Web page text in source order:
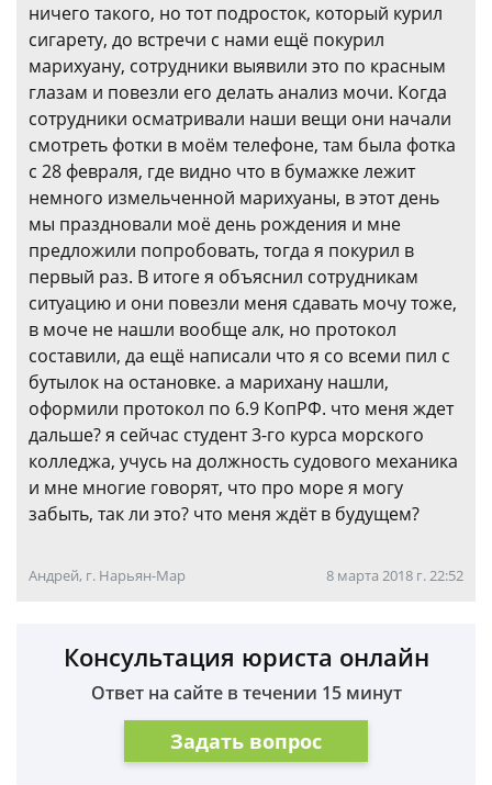
ничего такого, но тот подросток, который курил
сигарету, до встречи с нами ещё покурил
марихуану, сотрудники выявили это по красным
глазам и повезли его делать анализ мочи. Когда
сотрудники осматривали наши вещи они начали
смотреть фотки в моём телефоне, там была фотка
с 28 февраля, где видно что в бумажке лежит
немного измельченной марихуаны, в этот день
мы праздновали моё день рождения и мне
предложили попробовать, тогда я покурил в
первый раз. В итоге я объяснил сотрудникам
ситуацию и они повезли меня сдавать мочу тоже,
в моче не нашли вообще алк, но протокол
составили, да ещё написали что я со всеми пил с
бутылок на остановке. а марихану нашли,
оформили протокол по 6.9 КопРФ. что меня ждет
дальше? я сейчас студент 3-го курса морского
колледжа, учусь на должность судового механика
и мне многие говорят, что про море я могу
забыть, так ли это? что меня ждёт в будущем?
Андрей, г. Нарьян-Мар 8 марта 2018 г. 22:52
Консультация юриста онлайн
Ответ на сайте в течении 15 минут
Задать вопрос